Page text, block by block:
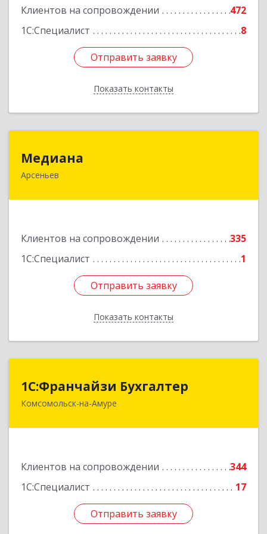
Клиентов на сопровождении
472
1С:Специалист
8
Отправить заявку
Показать контакты
Подробнее
Отправить заявку
Назад
Медиана
Арсеньев
Клиентов на сопровождении
335
1С:Специалист
1
Отправить заявку
Показать контакты
Отправить заявку
Назад
1С:Франчайзи Бухгалтер
Комсомольск-на-Амуре
Клиентов на сопровождении
344
1С:Специалист
17
Отправить заявку
1С:Франчайзи Бухгалтер
681000, Хабаровский край, Комсомольск-на-
Подробнее
Отправить заявку